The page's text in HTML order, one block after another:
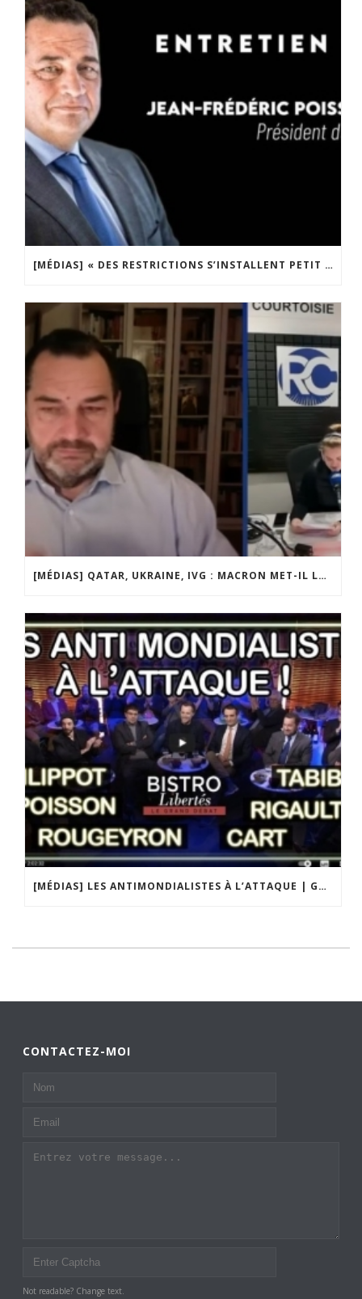
[MÉDIAS] « DES RESTRICTIONS S’INSTALLENT PETIT À PETIT DANS NOTRE PAYS » ENTRETIEN AVEC BOULEVARD VOLTAIRE
[MÉDIAS] QATAR, UKRAINE, IVG : MACRON MET-IL LA FRANCE EN DANGER ? JF POISSON INVITÉ DE LIGNE DROITE SUR RADIO COURTOISIE
[MÉDIAS] LES ANTIMONDIALISTES À L’ATTAQUE | GRAND DÉBAT DE BRISTO LIBERTÉS
CONTACTEZ-MOI
Not readable? Change text.